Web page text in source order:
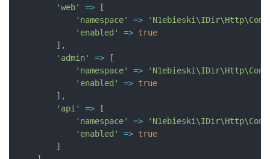
'web'
=>
[
'namespace'
=>
'enabled'
=> true
] ,
'admin'
=>
[
'namespace'
=>
'enabled'
=> true
] ,
'api'
=>
[
'namespace'
=>
'enabled'
=> true
]